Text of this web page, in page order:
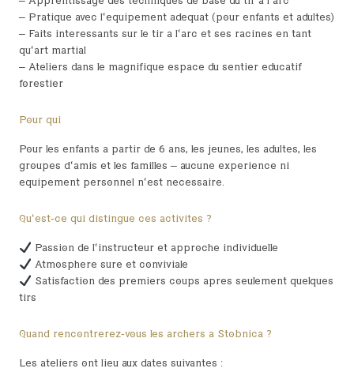
– Pratique avec l’équipement adéquat (pour enfants et adultes)
– Faits intéressants sur le tir à l’arc et ses racines en tant
qu’art martial
– Ateliers dans le magnifique espace du sentier éducatif
forestier
Pour qui
Pour les enfants à partir de 6 ans, les jeunes, les adultes, les
groupes d’amis et les familles – aucune expérience ni
équipement personnel n’est nécessaire.
Qu’est-ce qui distingue ces activités ?
Passion de l’instructeur et approche individuelle
Atmosphère sûre et conviviale
Satisfaction des premiers coups après seulement quelques
tirs
Quand rencontrerez-vous les archers à Stobnica ?
Les ateliers ont lieu aux dates suivantes :